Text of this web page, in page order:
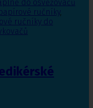
do osvěžovačů
ručníky,
ručníky do